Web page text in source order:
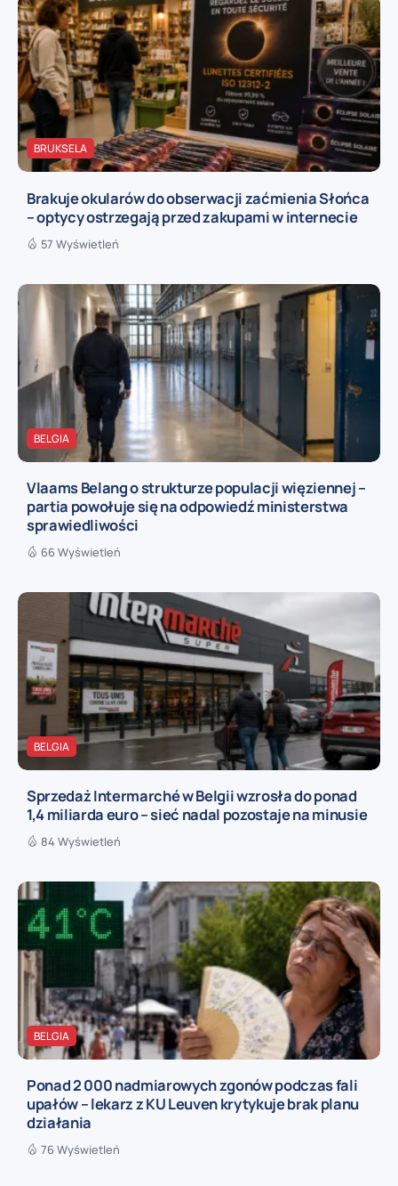
BRUKSELA
Brakuje okularów do obserwacji zaćmienia Słońca
– optycy ostrzegają przed zakupami w internecie
57 Wyświetleń
BELGIA
Vlaams Belang o strukturze populacji więziennej –
partia powołuje się na odpowiedź ministerstwa
sprawiedliwości
66 Wyświetleń
BELGIA
Sprzedaż Intermarché w Belgii wzrosła do ponad
1,4 miliarda euro – sieć nadal pozostaje na minusie
84 Wyświetleń
BELGIA
Ponad 2 000 nadmiarowych zgonów podczas fali
upałów – lekarz z KU Leuven krytykuje brak planu
działania
76 Wyświetleń